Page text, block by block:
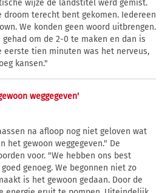
wijze de landstitel werd gemist.
terecht bent gekomen. Iedereen
We konden geen woord uitbrengen.
gehad om de 2-0 te maken en dan is
eerste tien minuten was het nerveus,
kansen."
weggegeven'
na afloop nog niet geloven wat
het gewoon weggegeven." De
voor. "We hebben ons best
genoeg. We begonnen niet zo
is het gewoon gedaan. Door de